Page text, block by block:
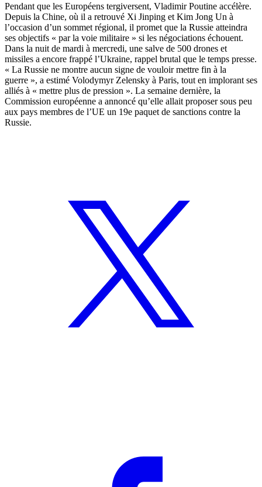
Pendant que les Européens tergiversent, Vladimir Poutine accélère.
Depuis la Chine, où il a retrouvé Xi Jinping et Kim Jong Un à
l’occasion d’un sommet régional, il promet que la Russie atteindra
ses objectifs « par la voie militaire » si les négociations échouent.
Dans la nuit de mardi à mercredi, une salve de 500 drones et
missiles a encore frappé l’Ukraine, rappel brutal que le temps presse.
« La Russie ne montre aucun signe de vouloir mettre fin à la
guerre », a estimé Volodymyr Zelensky à Paris, tout en implorant ses
alliés à « mettre plus de pression ». La semaine dernière, la
Commission européenne a annoncé qu’elle allait proposer sous peu
aux pays membres de l’UE un 19e paquet de sanctions contre la
Russie.